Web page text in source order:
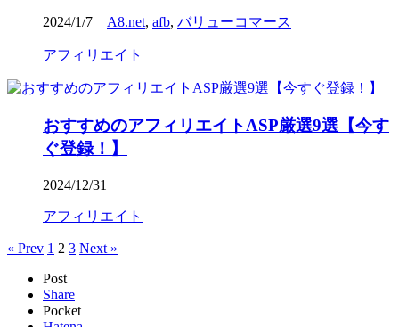
2024/1/7 A8.net, afb, バリューコマース
アフィリエイト
おすすめのアフィリエイトASP厳選9選【今す
ぐ登録！】
2024/12/31
アフィリエイト
« Prev 1 2 3 Next »
Post
Share
Pocket